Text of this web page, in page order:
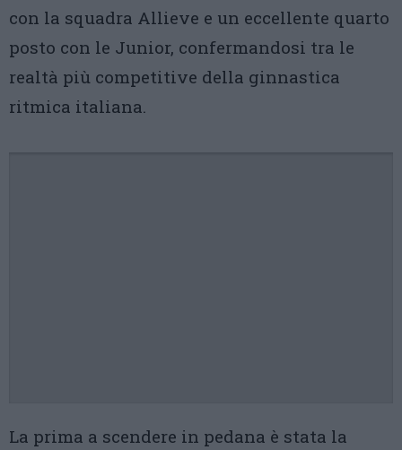
con la squadra Allieve e un eccellente quarto
posto con le Junior, confermandosi tra le
realtà più competitive della ginnastica
ritmica italiana.
La prima a scendere in pedana è stata la